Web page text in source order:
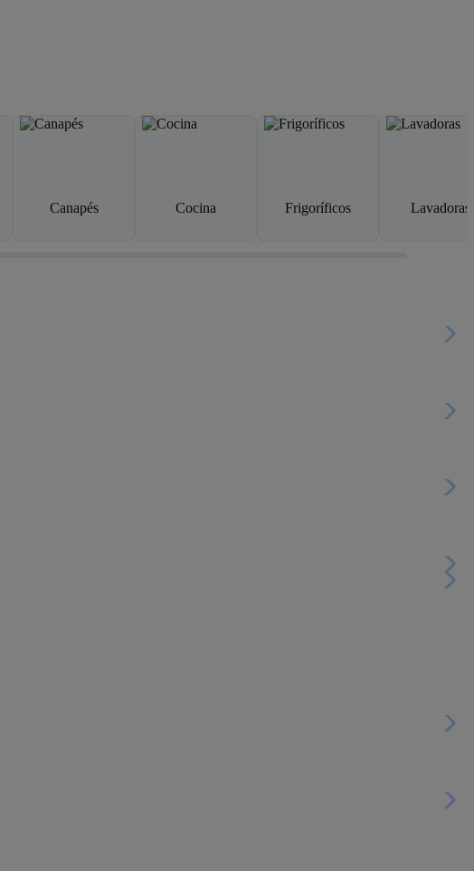
Canapés Cocina Frigoríficos Lavadoras